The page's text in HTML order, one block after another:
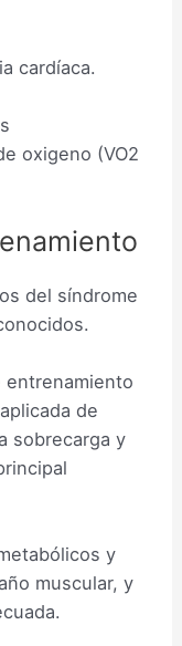
cardíaca.
oxigeno (VO2
del síndrome
entrenamiento
de
sobrecarga y
y
muscular, y